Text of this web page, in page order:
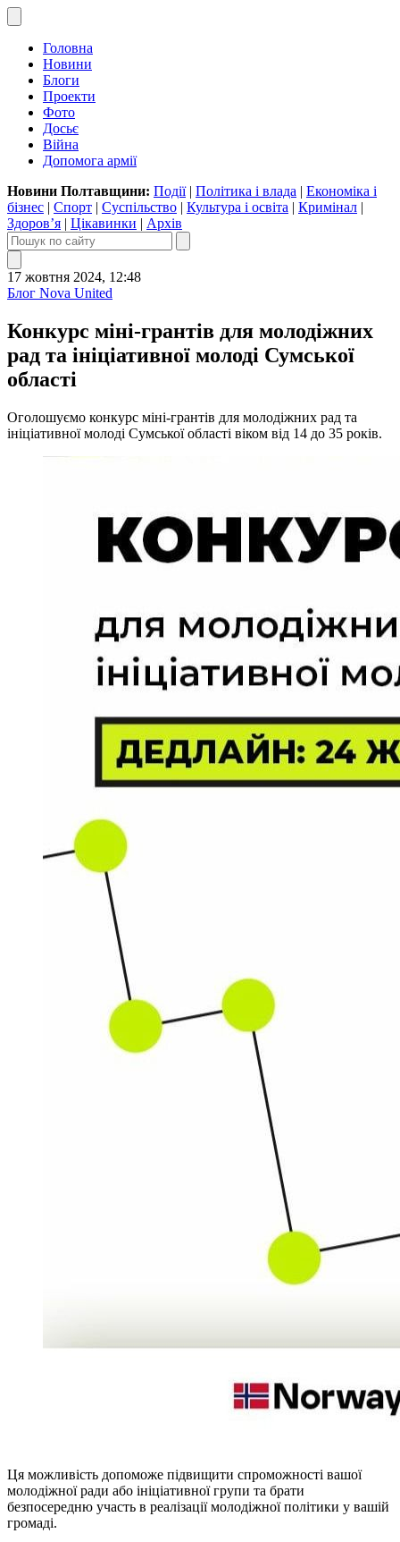
Головна
Новини
Блоги
Проекти
Фото
Досьє
Війна
Допомога армії
Новини Полтавщини: Події| Політика і влада | Економіка і
бізнес | Спорт | Суспільство | Культура і освіта | Кримінал |
Здоров’я | Цікавинки | Архів
17 жовтня 2024, 12:48
Блог Nova United
Конкурс міні-грантів для молодіжних
рад та ініціативної молоді Сумської
області
Оголошуємо конкурс міні-грантів для молодіжних рад та
ініціативної молоді Сумської області віком від 14 до 35 років.
Ця можливість допоможе підвищити спроможності вашої
молодіжної ради або ініціативної групи та брати
безпосередню участь в реалізації молодіжної політики у вашій
громаді.